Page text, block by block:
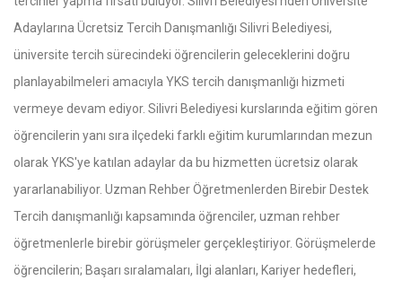
Adaylarına Ücretsiz Tercih Danışmanlığı Silivri Belediyesi,
üniversite tercih sürecindeki öğrencilerin geleceklerini doğru
planlayabilmeleri amacıyla YKS tercih danışmanlığı hizmeti
vermeye devam ediyor. Silivri Belediyesi kurslarında eğitim gören
öğrencilerin yanı sıra ilçedeki farklı eğitim kurumlarından mezun
olarak YKS'ye katılan adaylar da bu hizmetten ücretsiz olarak
yararlanabiliyor. Uzman Rehber Öğretmenlerden Birebir Destek
Tercih danışmanlığı kapsamında öğrenciler, uzman rehber
öğretmenlerle birebir görüşmeler gerçekleştiriyor. Görüşmelerde
öğrencilerin; Başarı sıralamaları, İlgi alanları, Kariyer hedefleri,